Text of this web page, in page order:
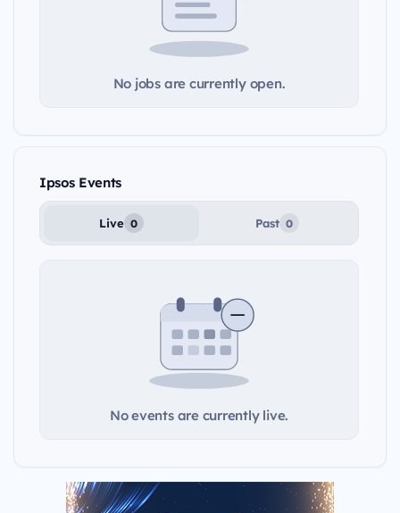
No jobs are currently open.
Ipsos Events
Live 0 Past 0
No events are currently live.